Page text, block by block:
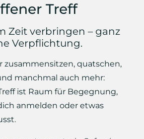
Treff
Zeit verbringen – ganz
Verpflichtung.
zusammensitzen, quatschen,
manchmal auch mehr:
ist Raum für Begegnung,
anmelden oder etwas